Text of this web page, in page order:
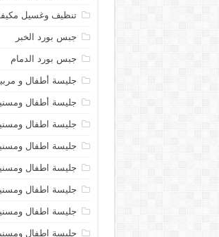
تنظيف وغسيل
جبس بورد الخبر
جبس بورد الدمام
جليسة أطفال و
جليسة أطفال
جليسة اطفال
جليسة اطفال
جليسة اطفال
جليسة اطفال
جليسة اطفال
جليسة اطفال